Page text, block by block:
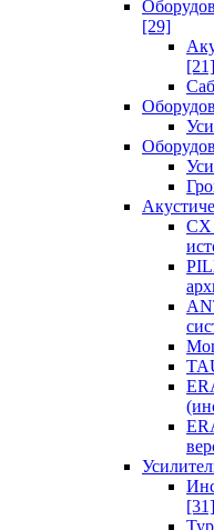
[29]
[21]
CX
[31]